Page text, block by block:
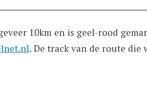
10km en is geel-rood
. De track van de route die